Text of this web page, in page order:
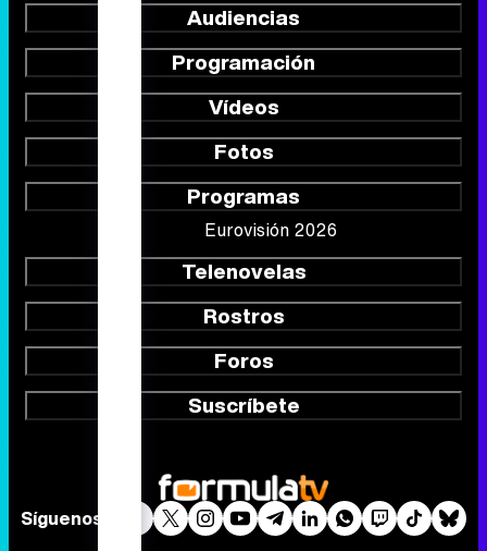
Audiencias
Programación
Vídeos
Fotos
Programas
Eurovisión 2026
Telenovelas
Rostros
Foros
Suscríbete
Síguenos